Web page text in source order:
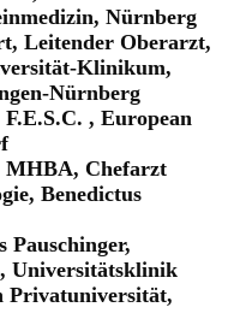
Nürnberg
Leitender Oberarzt,
Klinikum,
Nürnberg
, European
MHBA, Chefarzt
Benedictus
Pauschinger,
Universitätsklinik
Privatuniversität,